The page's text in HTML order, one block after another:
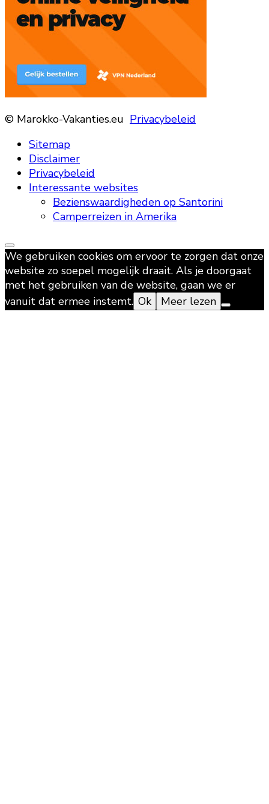
© Marokko-Vakanties.eu Privacybeleid
Sitemap
Disclaimer
Privacybeleid
Interessante websites
Bezienswaardigheden op Santorini
Camperreizen in Amerika
We gebruiken cookies om ervoor te zorgen dat onze
website zo soepel mogelijk draait. Als je doorgaat
met het gebruiken van de website, gaan we er
vanuit dat ermee instemt. Ok Meer lezen